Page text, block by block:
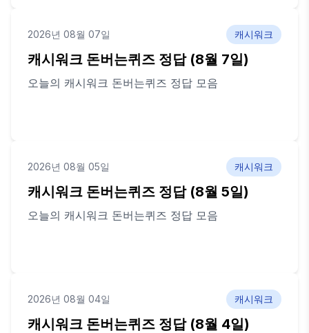
2026년 08월 07일 캐시워크
캐시워크 돈버는퀴즈 정답 (8월 7일)
오늘의 캐시워크 돈버는퀴즈 정답 모음
2026년 08월 05일 캐시워크
캐시워크 돈버는퀴즈 정답 (8월 5일)
오늘의 캐시워크 돈버는퀴즈 정답 모음
2026년 08월 04일 캐시워크
캐시워크 돈버는퀴즈 정답 (8월 4일)